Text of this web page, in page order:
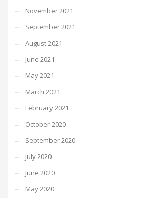
November 2021
September 2021
August 2021
June 2021
May 2021
March 2021
February 2021
October 2020
September 2020
July 2020
June 2020
May 2020